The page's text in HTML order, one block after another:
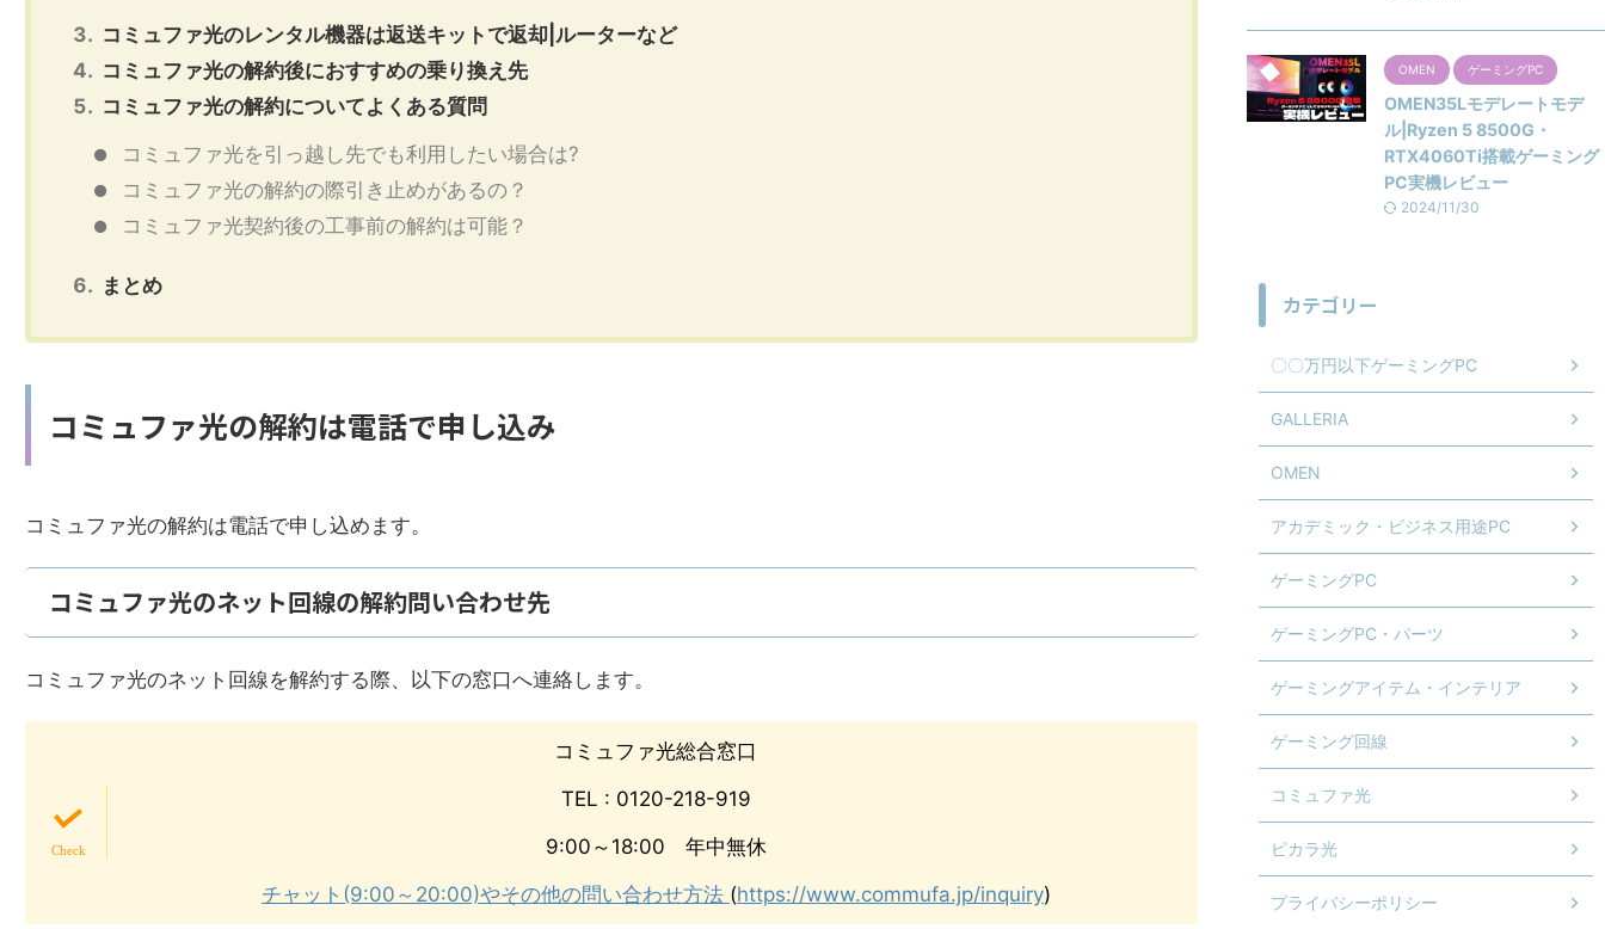
コミュファ光のレンタル機器は返送キットで返却|ルーターなど
コミュファ光の解約後におすすめの乗り換え先
コミュファ光の解約についてよくある質問
コミュファ光を引っ越し先でも利用したい場合は?
コミュファ光の解約の際引き止めがあるの？
コミュファ光契約後の工事前の解約は可能？
まとめ
コミュファ光の解約は電話で申し込み
コミュファ光の解約は電話で申し込めます。
コミュファ光のネット回線の解約問い合わせ先
コミュファ光のネット回線を解約する際、以下の窓口へ連絡します。
コミュファ光総合窓口
TEL : 0120-218-919
9:00～18:00 年中無休
チャット(9:00～20:00)やその他の問い合わせ方法 (https://www.commufa.jp/inquiry)
OMEN ゲーミングPC
OMEN35Lモデレートモデ
ル|Ryzen 5 8500G・
RTX4060Ti搭載ゲーミング
PC実機レビュー
2024/11/30
カテゴリー
〇〇万円以下ゲーミングPC
GALLERIA
OMEN
アカデミック・ビジネス用途PC
ゲーミングPC
ゲーミングPC・パーツ
ゲーミングアイテム・インテリア
ゲーミング回線
コミュファ光
ピカラ光
プライバシーポリシー